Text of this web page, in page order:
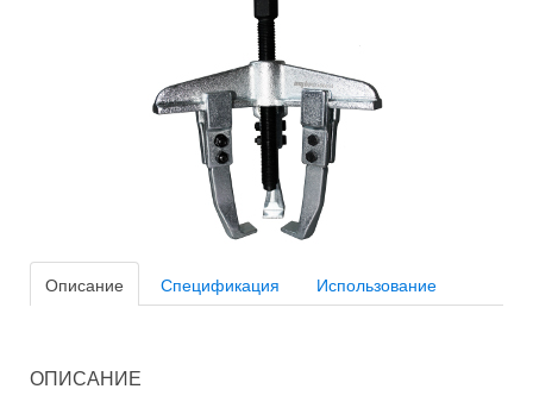
Описание Спецификация Использование
ОПИСАНИЕ